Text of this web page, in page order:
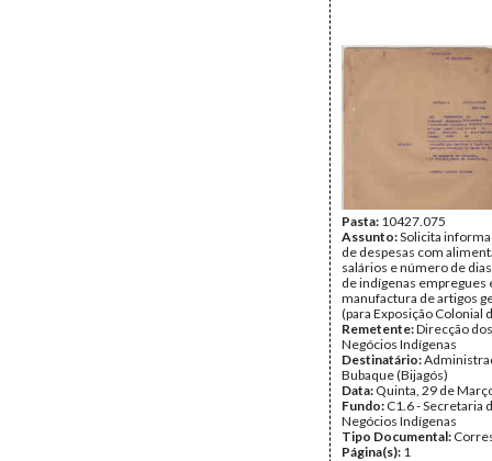
Pasta: 10427.075
Assunto:Solicita
de despesas com
salários e número de
de indígenas empregues
manufactura de artigos
(para Exposição Colonial
Remetente:Direcção
Negócios Indígenas
Destinatário:
Bubaque (Bijagós)
Data: Quinta, 29 de
Fundo: C1.6 - Secretaria
Negócios Indígenas
Tipo Documental:
Página(s): 1